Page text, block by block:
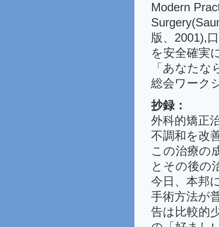
Modern
版、2001),
を安全確実
「あなた
総会ワーク
抄録：
外科的矯正
不調和を改
この治療の
とその後の
今日、本邦
手術方法が
告は比較的